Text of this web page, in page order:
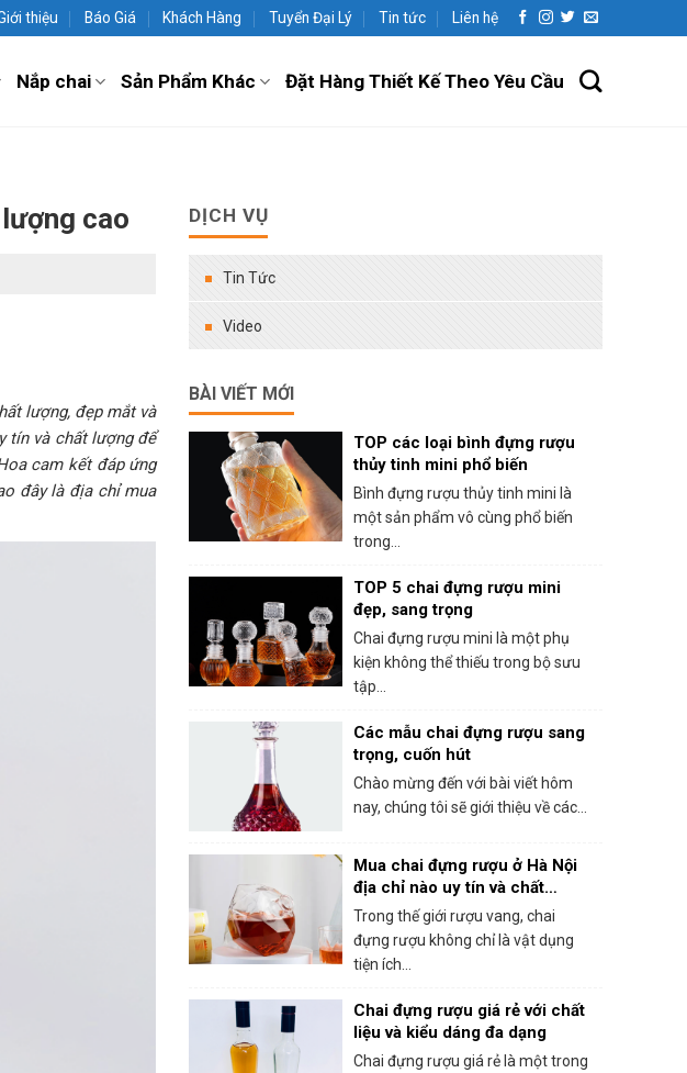
thiệu Báo Giá Khách Hàng Tuyển Đại Lý Tin tức Liên hệ
Nắp chai Sản Phẩm Khác Đặt Hàng Thiết Kế Theo Yêu Cầu
cao
lượng, đẹp mắt và
tín và chất lượng để
cam kết đáp ứng
đây là địa chỉ mua
DỊCH VỤ
Tin Tức
Video
BÀI VIẾT MỚI
TOP các loại bình đựng rượu
thủy tinh mini phổ biến
Bình đựng rượu thủy tinh mini là
một sản phẩm vô cùng phổ biến
trong...
TOP 5 chai đựng rượu mini
đẹp, sang trọng
Chai đựng rượu mini là một phụ
kiện không thể thiếu trong bộ sưu
tập...
Các mẫu chai đựng rượu sang
trọng, cuốn hút
Chào mừng đến với bài viết hôm
nay, chúng tôi sẽ giới thiệu về các...
Mua chai đựng rượu ở Hà Nội
địa chỉ nào uy tín và chất
lượng?
Trong thế giới rượu vang, chai
đựng rượu không chỉ là vật dụng
tiện ích...
Chai đựng rượu giá rẻ với chất
liệu và kiểu dáng đa dạng
Chai đựng rượu giá rẻ là một trong